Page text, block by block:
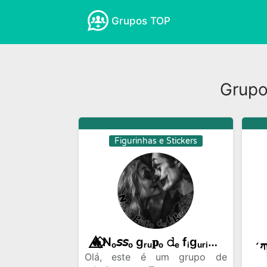
Grupos TOP
Esportes
Noticias
Novelas Profissoes
Figurinhas e Stickers
🔥⃟⃤Nₒ𝘴𝘴ₒ gᵣᵤ𝐩ₒ 𝚍ₑ fᵢgᵤᵣᵢ𝚗𝓱ₐ𝘴🔥⃟⃤
Olá, este é um grupo de